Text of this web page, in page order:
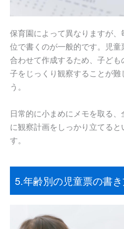
保育園によって異なりますが
位で書くのが一般的です。児
合わせて作成するため、子ど
子をじっくり観察することが難
う。
日常的に小まめにメモを取る
に観察計画をしっかり立てる
す。
5.年齢別の児童票の書